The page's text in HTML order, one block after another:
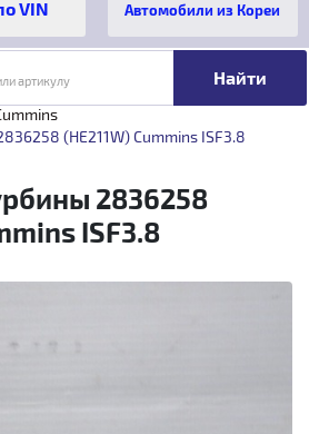
артикулу
Автомобили из Кореи
Турбины
(HE211W) Cummins ISF3.8
2836258
ISF3.8